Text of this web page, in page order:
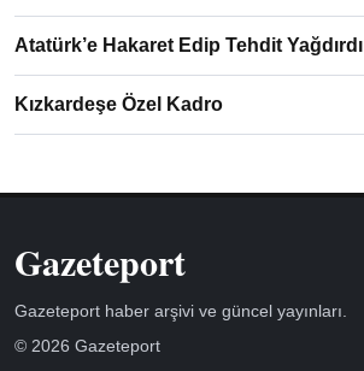
Atatürk’e Hakaret Edip Tehdit Yağdırdı
Kızkardeşe Özel Kadro
Gazeteport
Gazeteport haber arşivi ve güncel yayınları.
© 2026 Gazeteport